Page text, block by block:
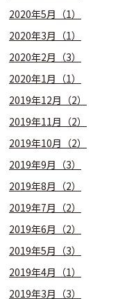
2020年5月（1）
2020年3月（1）
2020年2月（3）
2020年1月（1）
2019年12月（2）
2019年11月（2）
2019年10月（2）
2019年9月（3）
2019年8月（2）
2019年7月（2）
2019年6月（2）
2019年5月（3）
2019年4月（1）
2019年3月（3）